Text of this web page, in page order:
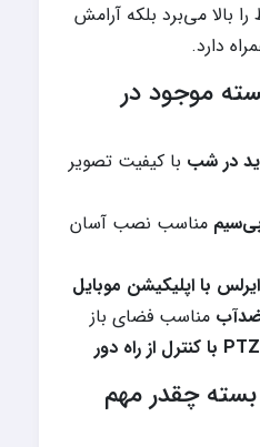
بالا می‌برد بلکه آرامش
دارد.
موجود در
در شب با کیفیت تصویر
مناسب نصب آسان
با اپلیکیشن موبایل
ضدآب مناسب فضای باز
چقدر مهم